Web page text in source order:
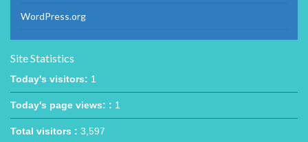
WordPress.org
Site Statistics
Today's visitors: 1
Today's page views: : 1
Total visitors : 3,597